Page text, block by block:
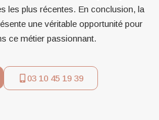
les plus récentes. En conclusion, la
une véritable opportunité pour
ce métier passionnant.
03 10 45 19 39